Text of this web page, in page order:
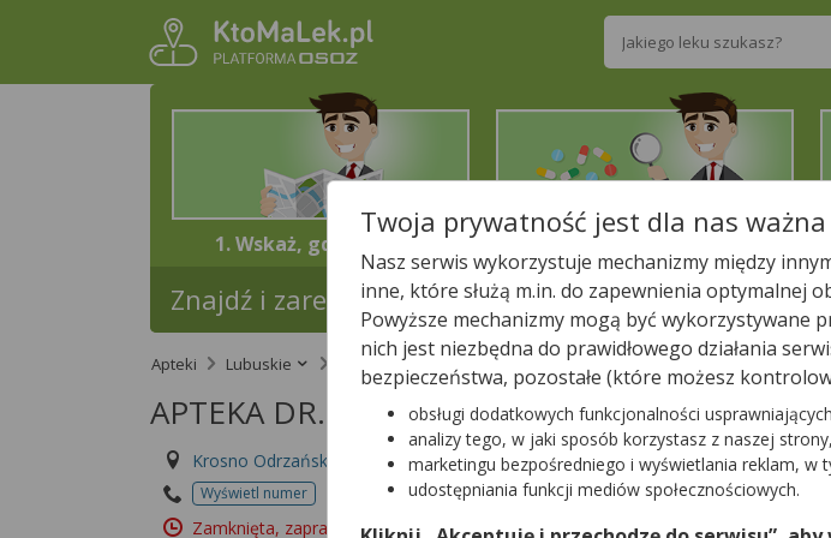
Wpisz nazwę leku
1. Wskaż, gdzie jesteś 2. Znajdź potrzebny lek
Znajdź i zarezerwuj lek w najbliższej aptece!
Apteki Lubuskie Krosno Odrzańskie APTEKA DR. MAX
APTEKA DR. MAX
Krosno Odrzańskie, Słoneczna 1/3
Wyświetl numer
Id apteki: 899 713
Zamknięta, zapraszamy w poniedziałek(08:00
−
Twoja prywatność jest dla nas ważna
Nasz serwis wykorzystuje mechanizmy między
inne, które służą m.in. do zapewnienia optymalnej
Powyższe mechanizmy mogą być wykorzystywane
nich jest niezbędna do prawidłowego działania
bezpieczeństwa, pozostałe (które możesz
obsługi dodatkowych funkcjonalności
analizy tego, w jaki sposób korzystasz z naszej strony,
marketingu bezpośredniego i wyświetlania reklam, w
udostępniania funkcji mediów społecznościowych.